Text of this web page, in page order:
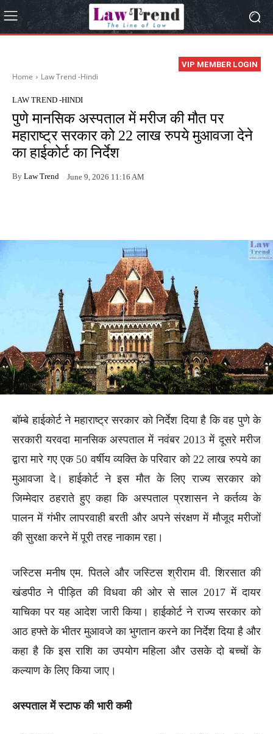
VIP MEMBER LOGIN
Home Law Trend -Hindi
LAW TREND -HINDI
पुणे मानसिक अस्पताल में मरीज की मौत पर
महाराष्ट्र सरकार को 22 लाख रुपये मुआवजा देने
का हाईकोर्ट का निर्देश
By Law Trend June 9, 2026 11:16 AM
बॉम्बे हाईकोर्ट ने महाराष्ट्र सरकार को निर्देश दिया है कि वह पुणे के
सरकारी यरवदा मानसिक अस्पताल में नवंबर 2013 में दूसरे मरीज
द्वारा मारे गए एक 50 वर्षीय व्यक्ति के परिवार को 22 लाख रुपये का
मुआवजा दे। हाईकोर्ट ने इस मौत के लिए राज्य सरकार को
जिम्मेदार ठहराते हुए कहा कि अस्पताल प्रशासन ने कर्तव्य के
पालन में गंभीर लापरवाही बरती और अपने संरक्षण में मौजूद मरीजों
की सुरक्षा करने में पूरी तरह नाकाम रहा।
जस्टिस मनीष एम. पितले और जस्टिस श्रीराम वी. शिरसात की
खंडपीठ ने पीड़ित की विधवा की ओर से साल 2017 में दायर
याचिका पर यह आदेश जारी किया। हाईकोर्ट ने राज्य सरकार को
आठ हफ्ते के भीतर मुआवजे का भुगतान करने का निर्देश दिया है और
कहा है कि इस राशि का उपयोग महिला और उसके दो बच्चों के
कल्याण के लिए किया जाए।
अस्पताल में स्टाफ की भारी कमी